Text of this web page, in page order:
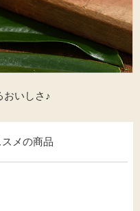
おいしさ♪
スメの商品